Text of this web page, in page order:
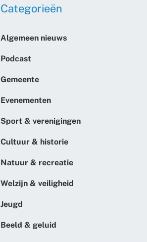
Categorieën
Algemeen nieuws
Podcast
Gemeente
Evenementen
Sport & verenigingen
Cultuur & historie
Natuur & recreatie
Welzijn & veiligheid
Jeugd
Beeld & geluid